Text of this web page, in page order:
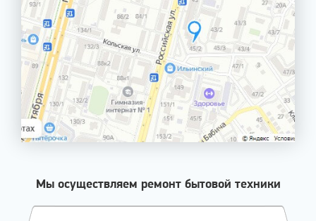
Мы осуществляем ремонт бытовой техники